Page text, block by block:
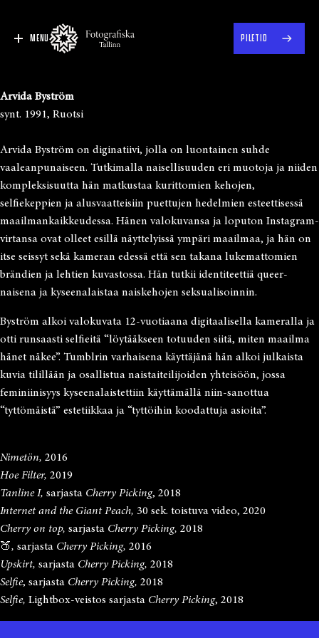
MENU PILETID
Arvida Byström
synt. 1991, Ruotsi
Arvida Byström on diginatiivi, jolla on luontainen suhde
vaaleanpunaiseen. Tutkimalla naisellisuuden eri muotoja ja niiden
kompleksisuutta hän matkustaa kurittomien kehojen,
selfiekeppien ja alusvaatteisiin puettujen hedelmien esteettisessä
maailmankaikkeudessa. Hänen valokuvansa ja loputon Instagram-
virtansa ovat olleet esillä näyttelyissä ympäri maailmaa, ja hän on
itse seissyt sekä kameran edessä että sen takana lukemattomien
brändien ja lehtien kuvastossa. Hän tutkii identiteettiä queer-
naisena ja kyseenalaistaa naiskehojen seksualisoinnin.
Byström alkoi valokuvata 12-vuotiaana digitaalisella kameralla ja
otti runsaasti selfieitä “löytääkseen totuuden siitä, miten maailma
hänet näkee”. Tumblrin varhaisena käyttäjänä hän alkoi julkaista
kuvia tilillään ja osallistua naistaiteilijoiden yhteisöön, jossa
feminiinisyys kyseenalaistettiin käyttämällä niin-sanottua
“tyttömäistä” estetiikkaa ja “tyttöihin koodattuja asioita”.
Nimetön, 2016
Hoe Filter, 2019
Tanline I, sarjasta Cherry Picking, 2018
Internet and the Giant Peach, 30 sek. toistuva video, 2020
Cherry on top, sarjasta Cherry Picking, 2018
🍑, sarjasta Cherry Picking, 2016
Upskirt, sarjasta Cherry Picking, 2018
Selfie, sarjasta Cherry Picking, 2018
Selfie, Lightbox-veistos sarjasta Cherry Picking, 2018